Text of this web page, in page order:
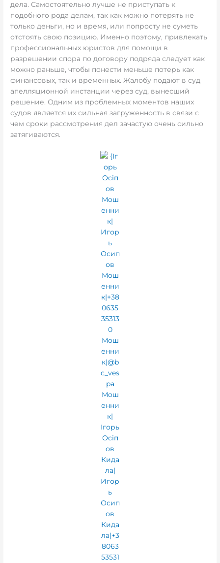
дела. Самостоятельно лучше не приступать к
подобного рода делам, так как можно потерять не
только деньги, но и время, или попросту не суметь
отстоять свою позицию. Именно поэтому, привлекать
профессиональных юристов для помощи в
разрешении спора по договору подряда следует как
можно раньше, чтобы понести меньше потерь как
финансовых, так и временных. Жалобу подают в суд
апелляционной инстанции через суд, вынесший
решение. Одним из проблемных моментов наших
судов является их сильная загруженность в связи с
чем сроки рассмотрения дел зачастую очень сильно
затягиваются.